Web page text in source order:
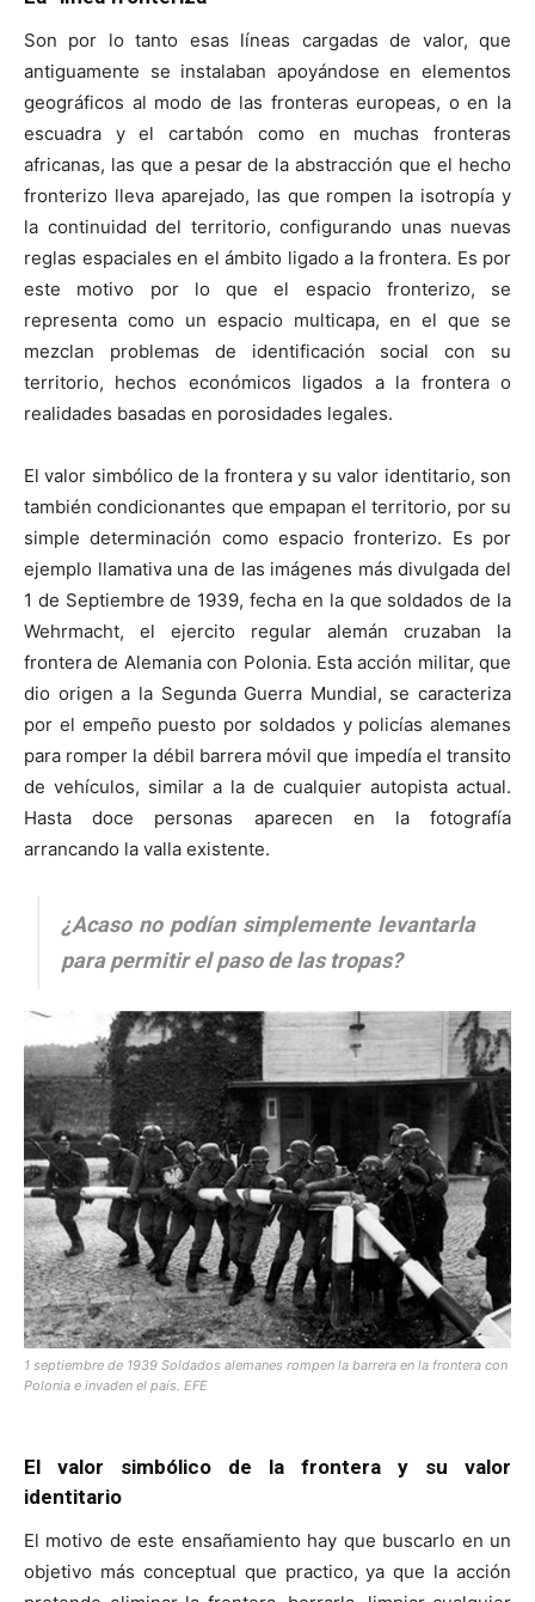
Son por lo tanto esas líneas cargadas de valor, que
antiguamente se instalaban apoyándose en elementos
geográficos al modo de las fronteras europeas, o en la
escuadra y el cartabón como en muchas fronteras
africanas, las que a pesar de la abstracción que el hecho
fronterizo lleva aparejado, las que rompen la isotropía y
la continuidad del territorio, configurando unas nuevas
reglas espaciales en el ámbito ligado a la frontera. Es por
este motivo por lo que el espacio fronterizo, se
representa como un espacio multicapa, en el que se
mezclan problemas de identificación social con su
territorio, hechos económicos ligados a la frontera o
realidades basadas en porosidades legales.
El valor simbólico de la frontera y su valor identitario, son
también condicionantes que empapan el territorio, por su
simple determinación como espacio fronterizo. Es por
ejemplo llamativa una de las imágenes más divulgada del
1 de Septiembre de 1939, fecha en la que soldados de la
Wehrmacht, el ejercito regular alemán cruzaban la
frontera de Alemania con Polonia. Esta acción militar, que
dio origen a la Segunda Guerra Mundial, se caracteriza
por el empeño puesto por soldados y policías alemanes
para romper la débil barrera móvil que impedía el transito
de vehículos, similar a la de cualquier autopista actual.
Hasta doce personas aparecen en la fotografía
arrancando la valla existente.
¿Acaso no podían simplemente levantarla
para permitir el paso de las tropas?
1 septiembre de 1939 Soldados alemanes rompen la barrera en la frontera con
Polonia e invaden el país. EFE
El valor simbólico de la frontera y su valor
identitario
El motivo de este ensañamiento hay que buscarlo en un
objetivo más conceptual que practico, ya que la acción